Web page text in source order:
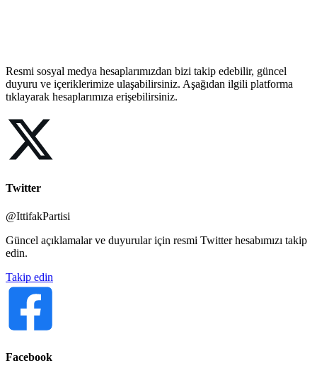
Resmi sosyal medya hesaplarımızdan bizi takip edebilir, güncel
duyuru ve içeriklerimize ulaşabilirsiniz. Aşağıdan ilgili platforma
tıklayarak hesaplarımıza erişebilirsiniz.
Twitter
@IttifakPartisi
Güncel açıklamalar ve duyurular için resmi Twitter hesabımızı takip
edin.
Takip edin
Facebook